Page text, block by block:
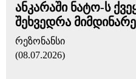
ანკარაში ნატო-ს
შეხვედრა
რეზონანსი
(08.07.2026)